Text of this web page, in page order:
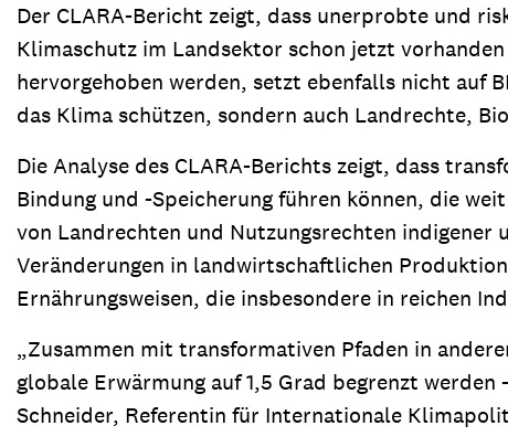
Der CLARA-Bericht zeigt, dass unerprobte und
Klimaschutz im Landsektor schon jetzt
hervorgehoben werden, setzt ebenfalls nicht auf
das Klima schützen, sondern auch Landrechte,
Die Analyse des CLARA-Berichts zeigt, dass
Bindung und -Speicherung führen können, die
von Landrechten und Nutzungsrechten indigener
Veränderungen in landwirtschaftlichen
Ernährungsweisen, die insbesondere in reichen
„Zusammen mit transformativen Pfaden in
globale Erwärmung auf 1,5 Grad begrenzt
Schneider, Referentin für Internationale